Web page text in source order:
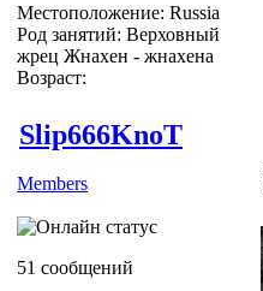
Местоположение: Russia
Род занятий: Верховный
жрец Жнахен - жнахена
Возраст:
Slip666KnoT
Members
51 сообщений